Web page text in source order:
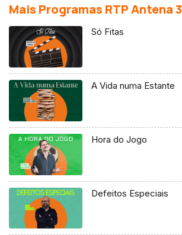
Mais Programas RTP Antena 3
Só Fitas
A Vida numa Estante
Hora do Jogo
Defeitos Especiais